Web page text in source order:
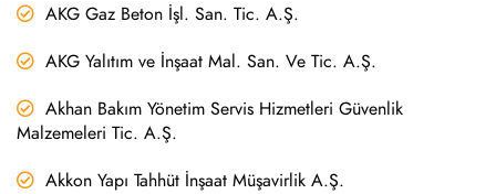
AKG Gaz Beton İşl. San. Tic. A.Ş.
AKG Yalıtım ve İnşaat Mal. San. Ve Tic. A.Ş.
Akhan Bakım Yönetim Servis Hizmetleri Güvenlik
Malzemeleri Tic. A.Ş.
Akkon Yapı Tahhüt İnşaat Müşavirlik A.Ş.